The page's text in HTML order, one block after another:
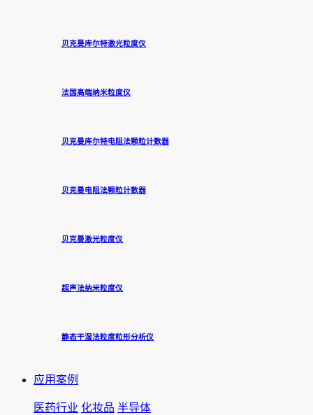
贝克曼库尔特激光粒度仪
法国高端纳米粒度仪
贝克曼库尔特电阻法颗粒计数器
贝克曼电阻法颗粒计数器
贝克曼激光粒度仪
超声法纳米粒度仪
静态干湿法粒度粒形分析仪
应用案例
医药行业 化妆品 半导体